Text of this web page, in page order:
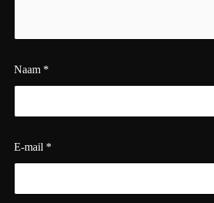
Naam *
E-mail *